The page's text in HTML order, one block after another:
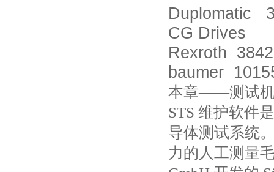
Duplomatic
CG Drives
Rexroth
baumer
本章——测试机
STS 维护软件
导体测试系统
力的人工测量